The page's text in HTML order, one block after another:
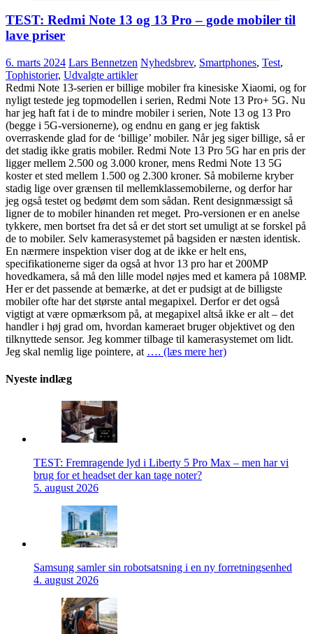
TEST: Redmi Note 13 og 13 Pro – gode mobiler til
lave priser
6. marts 2024 Lars Bennetzen Nyhedsbrev, Smartphones, Test,
Tophistorier, Udvalgte artikler
Redmi Note 13-serien er billige mobiler fra kinesiske Xiaomi, og for
nyligt testede jeg topmodellen i serien, Redmi Note 13 Pro+ 5G. Nu
har jeg haft fat i de to mindre mobiler i serien, Note 13 og 13 Pro
(begge i 5G-versionerne), og endnu en gang er jeg faktisk
overraskende glad for de ‘billige’ mobiler. Når jeg siger billige, så er
det stadig ikke gratis mobiler. Redmi Note 13 Pro 5G har en pris der
ligger mellem 2.500 og 3.000 kroner, mens Redmi Note 13 5G
koster et sted mellem 1.500 og 2.300 kroner. Så mobilerne kryber
stadig lige over grænsen til mellemklassemobilerne, og derfor har
jeg også testet og bedømt dem som sådan. Rent designmæssigt så
ligner de to mobiler hinanden ret meget. Pro-versionen er en anelse
tykkere, men bortset fra det så er det stort set umuligt at se forskel på
de to mobiler. Selv kamerasystemet på bagsiden er næsten identisk.
En nærmere inspektion viser dog at de ikke er helt ens,
specifikationerne siger da også at hvor 13 pro har et 200MP
hovedkamera, så må den lille model nøjes med et kamera på 108MP.
Her er det passende at bemærke, at det er pudsigt at de billigste
mobiler ofte har det største antal megapixel. Derfor er det også
vigtigt at være opmærksom på, at megapixel altså ikke er alt – det
handler i høj grad om, hvordan kameraet bruger objektivet og den
tilknyttede sensor. Jeg kommer tilbage til kamerasystemet om lidt.
Jeg skal nemlig lige pointere, at …. (læs mere her)
Nyeste indlæg
TEST: Fremragende lyd i Liberty 5 Pro Max – men har vi
brug for et headset der kan tage noter?
5. august 2026
Samsung samler sin robotsatsning i en ny forretningsenhed
4. august 2026